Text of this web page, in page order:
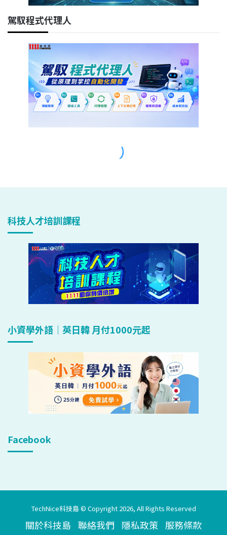
科技人才培訓課程
小資學外語｜英日韓 月付1000元起
Facebook
TechNice科技島 © Copyright 2026, All Rights Reserved
關於科技島 聯絡我們 隱私政策 服務條款